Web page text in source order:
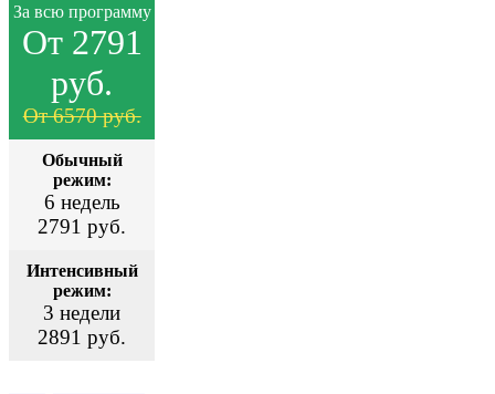
За всю программу
От 2791
руб.
От 6570 руб.
Обычный
режим:
6 недель
2791 руб.
Интенсивный
режим:
3 недели
2891 руб.